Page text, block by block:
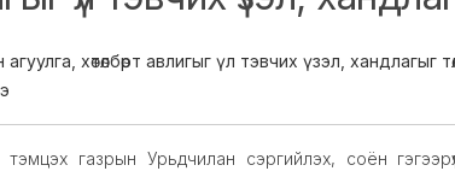
хөтөлбөрт авлигыг үл тэвчих үзэл, хандлагыг
тэмцэх газрын Урьдчилан сэргийлэх, соён